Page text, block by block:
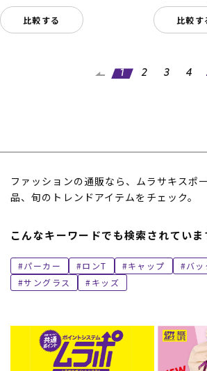
比較する 比較す
1 2 3 4
ファッションの通販なら、ムラサキスポ
品、旬のトレンドアイテムをチェック。
こんなキーワードでも検索されていま
パーカー ロンT キャップ
バ
サングラス
キッズ